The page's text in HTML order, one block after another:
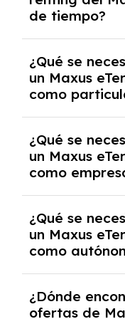
salvo en casos
debido al
económica.
de tiempo?
pero puede
cancelación
las condiciones
experto que te
¿Qué se
un Maxus
como
y, en algunos
crediticia y un
¿Qué se
un Maxus
como
documentación
casos, un
y un pago inicial.
¿Qué se
un Maxus
como
autónomos,
¿Dónde
ofertas de